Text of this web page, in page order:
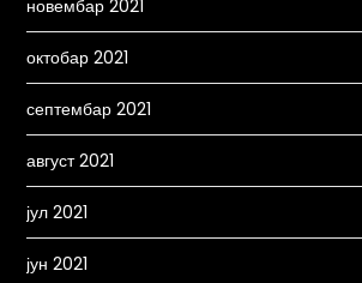
новембар 2021
октобар 2021
септембар 2021
август 2021
јул 2021
јун 2021